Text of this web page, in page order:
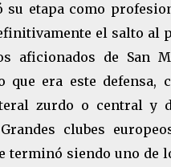
su etapa como
el salto al
aficionados de San
que era este defensa,
zurdo o central y
clubes
terminó siendo uno de